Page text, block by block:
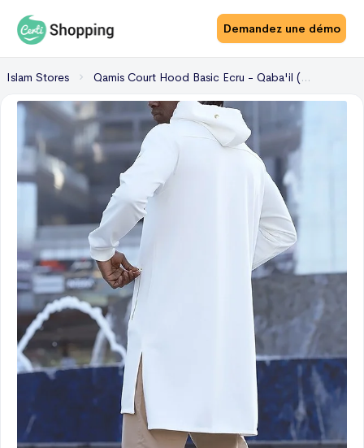
Demandez une démo
Islam Stores Qamis Court Hood Basic Ecru - Qaba'il (Taille : M)